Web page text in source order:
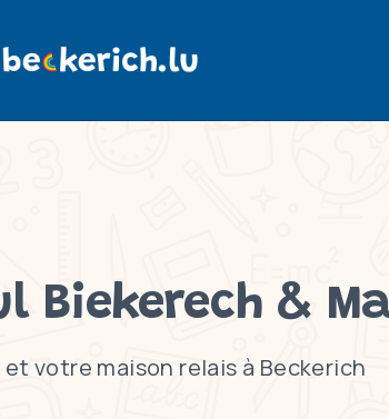
Biekerech &
votre maison relais à Beckerich